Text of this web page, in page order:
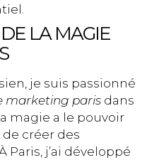
LA MAGIE
je suis passionné
marketing paris dans
magie a le pouvoir
créer des
Paris, j’ai développé